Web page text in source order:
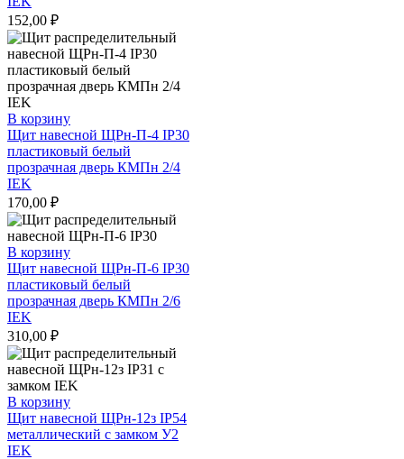
152,00 ₽
В корзину
Щит навесной ЩРн-П-4 IP30
пластиковый белый
прозрачная дверь КМПн 2/4
IEK
170,00 ₽
В корзину
Щит навесной ЩРн-П-6 IP30
пластиковый белый
прозрачная дверь КМПн 2/6
IEK
310,00 ₽
В корзину
Щит навесной ЩРн-12з IP54
металлический с замком У2
IEK